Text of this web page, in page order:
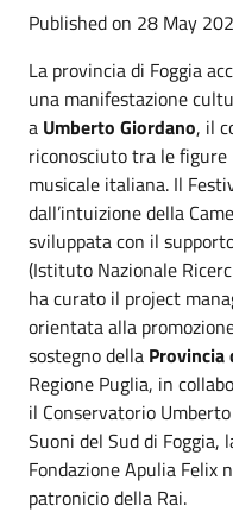
Published on 28 May
La provincia di Foggia
una manifestazione
a Umberto Giordano, il
riconosciutotra le
musicale italiana. Il
dall’intuizione della
sviluppata con il
(Istituto Nazionale
ha curato il project
orientata alla
sostegno della Provincia
Regione Puglia, in
il Conservatorio
Suoni del Sud di
Fondazione Apulia Felix
patronicio della Rai.